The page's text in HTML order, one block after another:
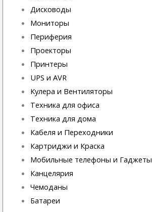
Дисководы
Мониторы
Периферия
Проекторы
Принтеры
UPS и AVR
Кулера и Вентиляторы
Техника для офиса
Техника для дома
Кабеля и Переходники
Картриджи и Краска
Мобильные телефоны и Гаджеты
Канцелярия
Чемоданы
Батареи